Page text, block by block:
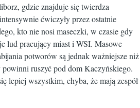
gdzie znajduje się twierdza
ćwiczyły przez ostatnie
kto nie nosi maseczki, w czasie gdy
lud pracujący miast i WSI. Masowe
potworów są jednak ważniejsze niż
ruszyć pod dom Kaczyńskiego.
lepiej wszystkim, chyba, że mają zespół